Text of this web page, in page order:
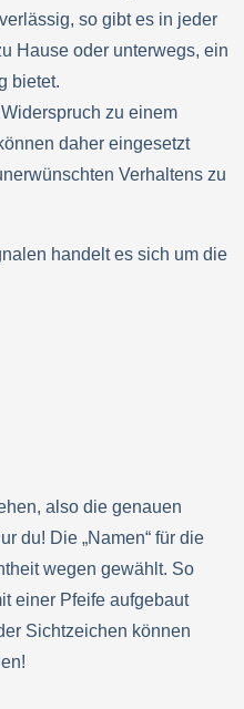
so gibt es in jeder
Hause oder unterwegs, ein
bietet.
zu einem
daher eingesetzt
Verhaltens zu
handelt es sich um die
also die genauen
du! Die „Namen“ für die
wegen gewählt. So
einer Pfeife aufgebaut
Sichtzeichen können